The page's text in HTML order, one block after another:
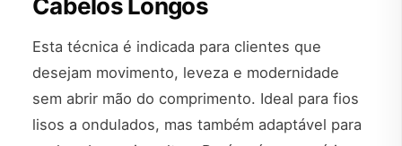
Cabelos Longos
Esta técnica é indicada para clientes que
desejam movimento, leveza e modernidade
sem abrir mão do comprimento. Ideal para fios
lisos a ondulados, mas também adaptável para